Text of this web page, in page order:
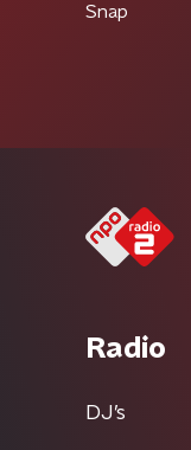
Snap
Radio
DJ’s